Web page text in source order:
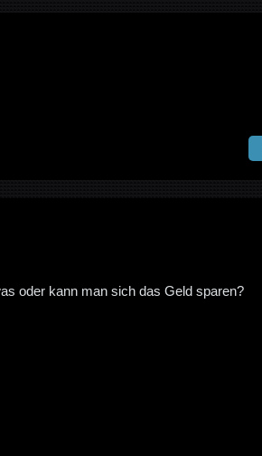
oder kann man sich das Geld sparen?